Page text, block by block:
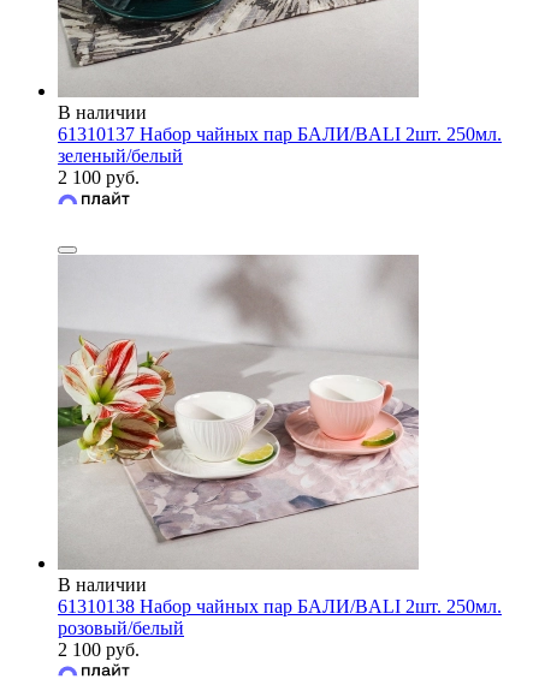
В наличии
61310137 Набор чайных пар БАЛИ/BALI 2шт. 250мл.
зеленый/белый
2 100 руб.
В наличии
61310138 Набор чайных пар БАЛИ/BALI 2шт. 250мл.
розовый/белый
2 100 руб.